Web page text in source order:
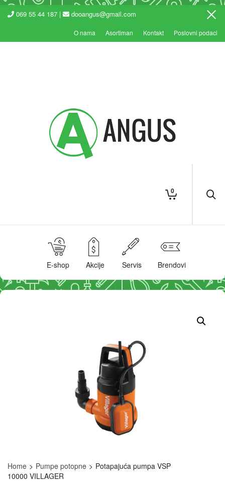
069 55 44 187 | dooangus@gmail.com
O nama Asortiman Kontakt Poslovni podaci
0
E-shop Akcije Servis Brendovi
Home > Pumpe potopne > Potapajuća pumpa VSP
10000 VILLAGER